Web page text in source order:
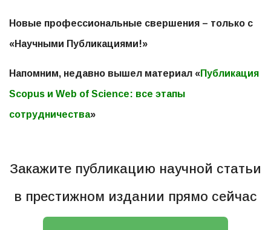
Новые профессиональные свершения – только с
«Научными Публикациями!»
Напомним, недавно вышел материал «Публикация
Scopus и Web of Science: все этапы
сотрудничества»
Закажите публикацию научной статьи
в престижном издании прямо сейчас
свой вариант!